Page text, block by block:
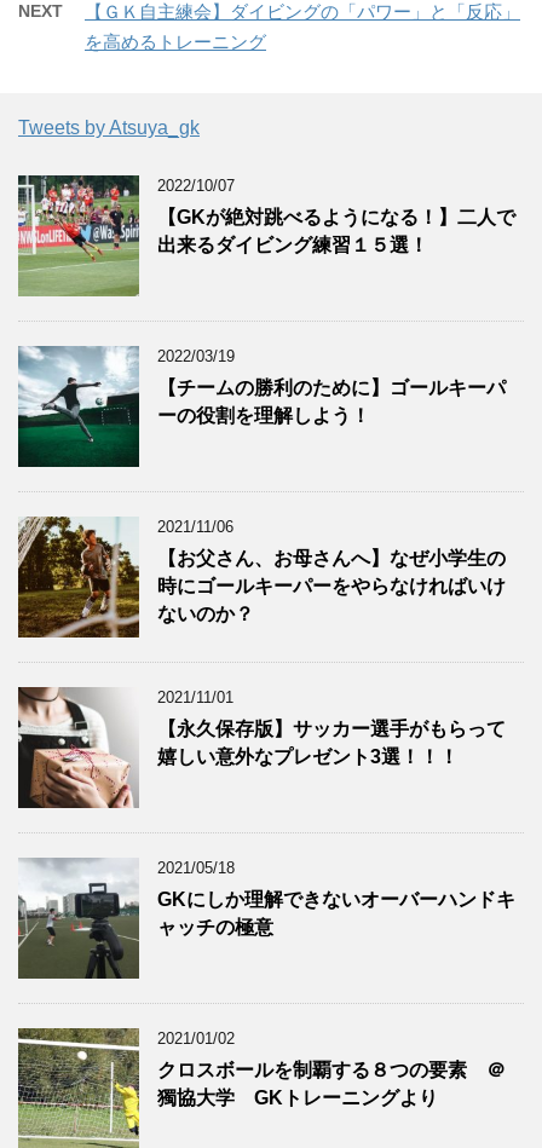
NEXT
【ＧＫ自主練会】ダイビングの「パワー」と「反応」
を高めるトレーニング
Tweets by Atsuya_gk
2022/10/07
【GKが絶対跳べるようになる！】二人で
出来るダイビング練習１５選！
2022/03/19
【チームの勝利のために】ゴールキーパ
ーの役割を理解しよう！
2021/11/06
【お父さん、お母さんへ】なぜ小学生の
時にゴールキーパーをやらなければいけ
ないのか？
2021/11/01
【永久保存版】サッカー選手がもらって
嬉しい意外なプレゼント3選！！！
2021/05/18
GKにしか理解できないオーバーハンドキ
ャッチの極意
2021/01/02
クロスボールを制覇する８つの要素 ＠
獨協大学 GKトレーニングより